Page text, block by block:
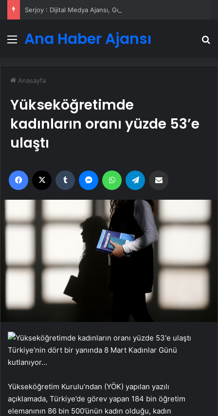
Menü
Ana Haber Ajansı
Anasayfa
Yükseköğretimde
kadınların oranı yüzde 53’e
ulaştı
Facebook Tumblr MessengerWhatsApp
Türkiye’nin dört bir yanında 8 Mart Kadınlar Günü
kutlanıyor…
Yükseköğretim Kurulu’ndan (YÖK) yapılan yazılı
açıklamada, Türkiye’de görev yapan 184 bin öğretim
elemanının 86 bin 500’ünün kadın olduğu, kadın